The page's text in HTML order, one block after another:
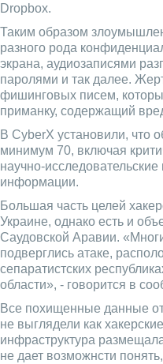
Dropbox.
Таким образом
разного рода
экрана, аудиозаписями
паролями и так далее.
фишинговых писем,
приманку, содержащий
В CyberX установили, что
минимум 70, включая
научно-
информации.
Большая часть целей
Украине, однако есть и
Саудовской Аравии.
подверглись атаке,
сепаратистских
области», - говорится в
Все похищенные данные
не выглядели как
инфраструктура
не дает возможнсти